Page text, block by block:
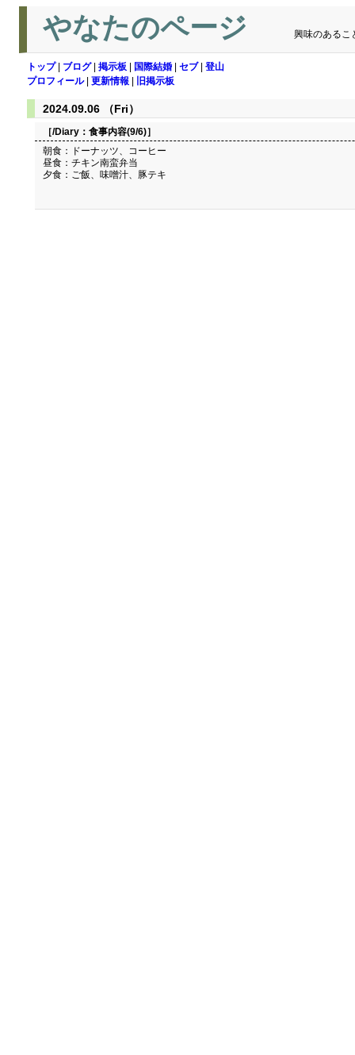
やなたのページ 興味のあるこ
トップ| ブログ| 掲示板 国際結婚 セブ| 登山
プロフィール| 更新情報 旧掲示板
2024.09.06 （Fri）
［/Diary： 食事内容(9/6)］
朝食：ドーナッツ、コーヒー
昼食：チキン南蛮弁当
夕食：ご飯、味噌汁、豚テキ